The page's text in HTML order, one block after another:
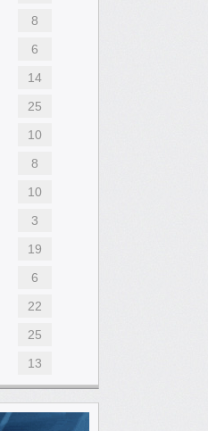
8
6
14
25
10
8
10
3
19
6
22
25
13
5
49